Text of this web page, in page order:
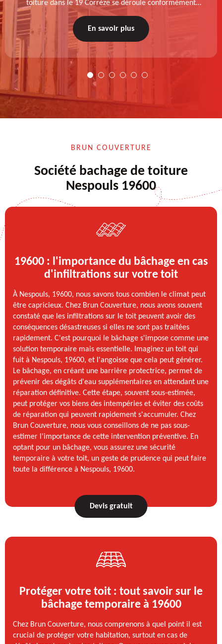
toiture dans le 19 Corrèze se déroule conformément
aux normes : diagnostic au prélable, choix de la
technique à appliquer, test après remise en état.
En savoir plus
BRUN COUVERTURE
Société bachage de toiture
Nespouls 19600
19600 : l'importance du bâchage en cas
d'infiltrations sur votre toit
À Nespouls, 19600, nous savons tous combien le climat peut
être capricieux. Chez Brun Couverture, nous avons souvent
constaté que les infiltrations sur le toit peuvent avoir des
conséquences désastreuses si elles ne sont pas traitées
rapidement. C'est pourquoi le bâchage s'impose comme une
solution temporaire mais essentielle. Imaginez un toit qui
fuit à Nespouls, 19600, et l'angoisse que cela peut générer.
Le bâchage, en créant une barrière protectrice, permet de
prévenir des dégâts d'eau supplémentaires en attendant une
réparation définitive. Cette étape, souvent sous-estimée,
peut protéger vos biens des intempéries et éviter des coûts
de réparation qui peuvent rapidement s'accumuler. Chez
Brun Couverture, nous vous conseillons de ne pas sous-
estimer l'importance de cette intervention préventive. En
optant pour un bâchage, vous assurez une sécurité
temporaire à votre toit, un geste de prudence qui peut faire
toute la différence à Nespouls, 19600.
Devis gratuit
Protéger votre toit : tout savoir sur le
bâchage temporaire à 19600
Chez Brun Couverture, nous comprenons à quel point il est
crucial de protéger votre habitation, surtout en cas de